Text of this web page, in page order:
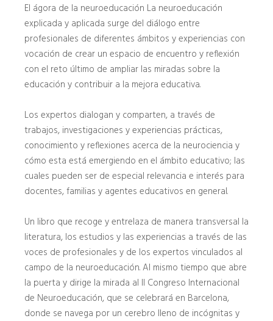
El ágora de la neuroeducación La neuroeducación
explicada y aplicada surge del diálogo entre
profesionales de diferentes ámbitos y experiencias con
vocación de crear un espacio de encuentro y reflexión
con el reto último de ampliar las miradas sobre la
educación y contribuir a la mejora educativa.
Los expertos dialogan y comparten, a través de
trabajos, investigaciones y experiencias prácticas,
conocimiento y reflexiones acerca de la neurociencia y
cómo esta está emergiendo en el ámbito educativo; las
cuales pueden ser de especial relevancia e interés para
docentes, familias y agentes educativos en general.
Un libro que recoge y entrelaza de manera transversal la
literatura, los estudios y las experiencias a través de las
voces de profesionales y de los expertos vinculados al
campo de la neuroeducación. Al mismo tiempo que abre
la puerta y dirige la mirada al II Congreso Internacional
de Neuroeducación, que se celebrará en Barcelona,
donde se navega por un cerebro lleno de incógnitas y